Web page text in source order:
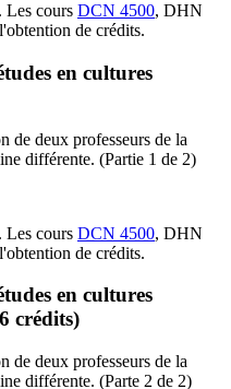
. Les cours DCN 4500, DHN
de crédits.
en cultures
de deux professeurs de la
différente. (Partie 1 de 2)
. Les cours DCN 4500, DHN
de crédits.
en cultures
crédits)
de deux professeurs de la
différente. (Parte 2 de 2)